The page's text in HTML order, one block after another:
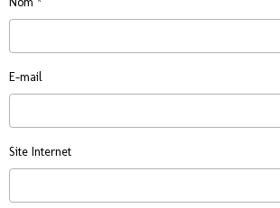
E-mail
Site Internet